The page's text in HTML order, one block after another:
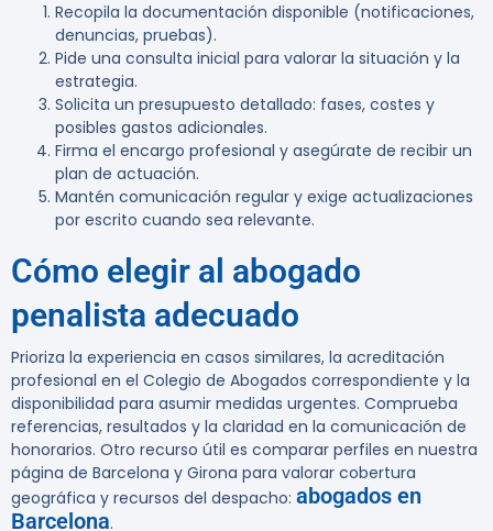
Recopila la documentación disponible (notificaciones,
denuncias, pruebas).
Pide una consulta inicial para valorar la situación y la
estrategia.
Solicita un presupuesto detallado: fases, costes y
posibles gastos adicionales.
Firma el encargo profesional y asegúrate de recibir un
plan de actuación.
Mantén comunicación regular y exige actualizaciones
por escrito cuando sea relevante.
Cómo elegir al abogado
penalista adecuado
Prioriza la experiencia en casos similares, la acreditación
profesional en el Colegio de Abogados correspondiente y la
disponibilidad para asumir medidas urgentes. Comprueba
referencias, resultados y la claridad en la comunicación de
honorarios. Otro recurso útil es comparar perfiles en nuestra
página de Barcelona y Girona para valorar cobertura
geográfica y recursos del despacho: abogados en
Barcelona.